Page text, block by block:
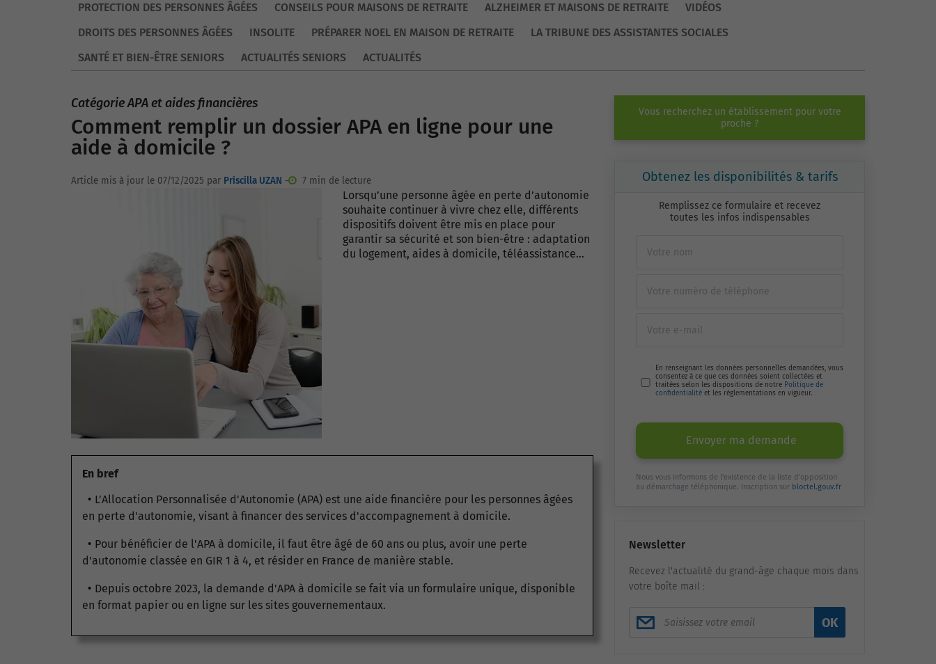
PROTECTION DES PERSONNES ÂGÉES
CONSEILS POUR MAISONS DE RETRAITE ALZHEIMER ET MAISONS DE RETRAITE
VIDÉOS
DROITS DES PERSONNES ÂGÉES
INSOLITE PRÉPARER NOEL EN MAISON DE RETRAITE
LA TRIBUNE DES ASSISTANTES SOCIALES
SANTÉ ET BIEN-ÊTRE SENIORS
ACTUALITÉS SENIORS ACTUALITÉS
Catégorie APA et aides financières
Comment remplir un dossier APA en ligne pour une
aide à domicile ?
Article mis à jour le 07/12/2025 par Priscilla UZAN - 7 min de lecture
Lorsqu’une personne âgée en perte d’autonomie
souhaite continuer à vivre chez elle, différents
dispositifs doivent être mis en place pour
garantir sa sécurité et son bien-être : adaptation
du logement, aides à domicile, téléassistance…
En bref
L'Allocation Personnalisée d'Autonomie (APA) est une aide financière pour les personnes âgées
en perte d'autonomie, visant à financer des services d'accompagnement à domicile.
Pour bénéficier de l'APA à domicile, il faut être âgé de 60 ans ou plus, avoir une perte
d'autonomie classée en GIR 1 à 4, et résider en France de manière stable.
Depuis octobre 2023, la demande d'APA à domicile se fait via un formulaire unique, disponible
en format papier ou en ligne sur les sites gouvernementaux.
Vous recherchez un établissement pour votre
proche ?
Obtenez les disponibilités & tarifs
Remplissez ce formulaire et recevez
toutes les infos indispensables
En renseignant les données personnelles demandées, vous
consentez à ce que ces données soient collectées et
traitées selon les dispositions de notre Politique de
confidentialitéet les réglementations en vigueur.
Envoyer ma demande
Nous vous informons de l'existence de la liste d'opposition
au démarchage téléphonique. Inscription sur bloctel.gouv.fr
Newsletter
Recevez l'actualité du grand-âge chaque mois dans
votre boîte mail :
OK